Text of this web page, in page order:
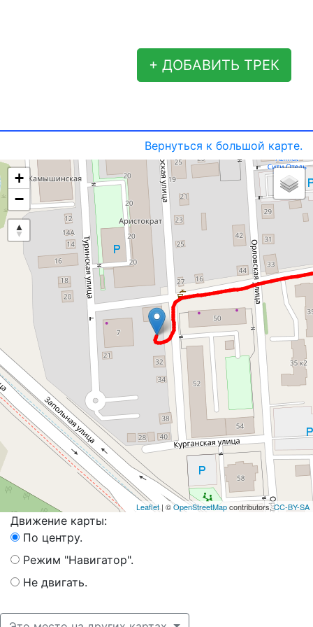
+ ДОБАВИТЬ ТРЕК
Вернуться к большой карте.
+
−
Leaflet| ©OpenStreetMapcontributors,CC-BY-SA
Движение карты:
По центру.
Режим "Навигатор".
Не двигать.